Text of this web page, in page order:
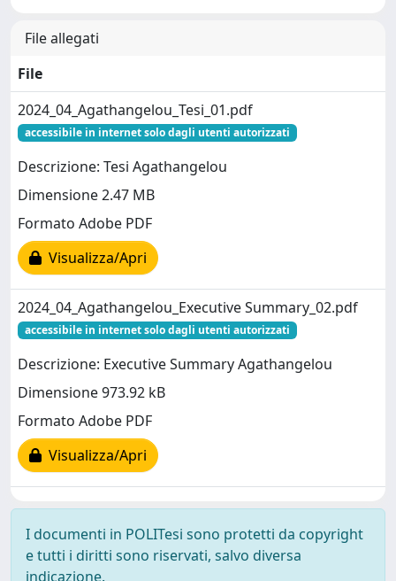
File allegati
File
2024_04_Agathangelou_Tesi_01.pdf
accessibile in internet solo dagli utenti autorizzati
Descrizione: Tesi Agathangelou
Dimensione 2.47 MB
Formato Adobe PDF
Visualizza/Apri
2024_04_Agathangelou_Executive Summary_02.pdf
accessibile in internet solo dagli utenti autorizzati
Descrizione: Executive Summary Agathangelou
Dimensione 973.92 kB
Formato Adobe PDF
Visualizza/Apri
I documenti in POLITesi sono protetti da copyright
e tutti i diritti sono riservati, salvo diversa
indicazione.